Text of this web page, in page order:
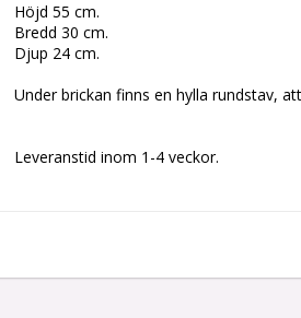
Höjd 55 cm.
Bredd 30 cm.
Djup 24 cm.
Under brickan finns en hylla rundstav,
Leveranstid inom 1-4 veckor.